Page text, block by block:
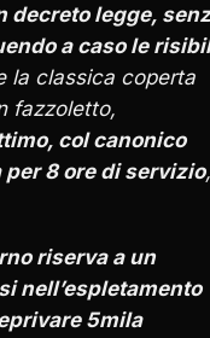
decreto legge,
a caso le
la classica coperta
fazzoletto,
col canonico
per 8 ore di servizio,
riserva a un
nell’espletamento
5mila